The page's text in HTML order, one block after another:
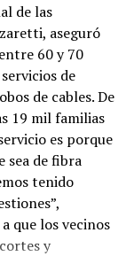
de las
aseguró
60 y 70
de
de cables. De
19 mil familias
es porque
sea de fibra
tenido
que los vecinos
y